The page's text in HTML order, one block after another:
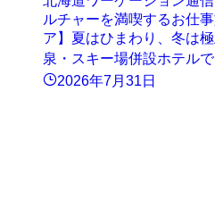
ルチャーを満喫するお仕
ア】夏はひまわり、冬は
泉・スキー場併設ホテル
2026年7月31日